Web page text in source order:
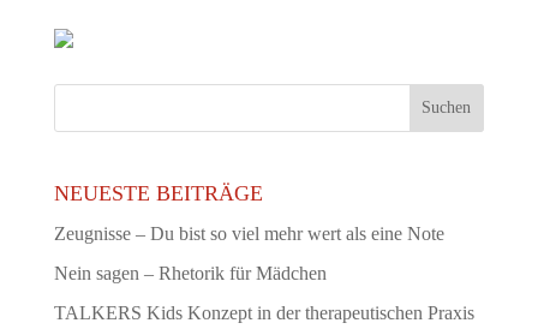
NEUESTE BEITRÄGE
Zeugnisse – Du bist so viel mehr wert als eine Note
Nein sagen – Rhetorik für Mädchen
TALKERS Kids Konzept in der therapeutischen Praxis